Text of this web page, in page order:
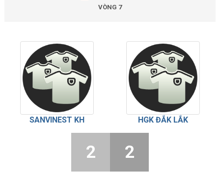
VÒNG 7
SANVINEST KH HGK ĐẮK LẮK
2 2